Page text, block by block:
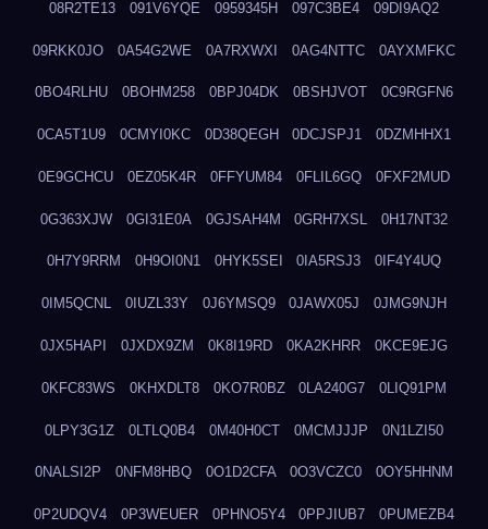
08R2TE13 091V6YQE 0959345H 097C3BE4 09DI9AQ2
09RKK0JO 0A54G2WE 0A7RXWXI 0AG4NTTC 0AYXMFKC
0BO4RLHU 0BOHM258 0BPJ04DK 0BSHJVOT 0C9RGFN6
0CA5T1U9 0CMYI0KC 0D38QEGH 0DCJSPJ1 0DZMHHX1
0E9GCHCU 0EZ05K4R 0FFYUM84 0FLIL6GQ 0FXF2MUD
0G363XJW 0GI31E0A 0GJSAH4M 0GRH7XSL 0H17NT32
0H7Y9RRM 0H9OI0N1 0HYK5SEI 0IA5RSJ3 0IF4Y4UQ
0IM5QCNL 0IUZL33Y 0J6YMSQ9 0JAWX05J 0JMG9NJH
0JX5HAPI 0JXDX9ZM 0K8I19RD 0KA2KHRR 0KCE9EJG
0KFC83WS 0KHXDLT8 0KO7R0BZ 0LA240G7 0LIQ91PM
0LPY3G1Z 0LTLQ0B4 0M40H0CT 0MCMJJJP 0N1LZI50
0NALSI2P 0NFM8HBQ 0O1D2CFA 0O3VCZC0 0OY5HHNM
0P2UDQV4 0P3WEUER 0PHNO5Y4 0PPJIUB7 0PUMEZB4